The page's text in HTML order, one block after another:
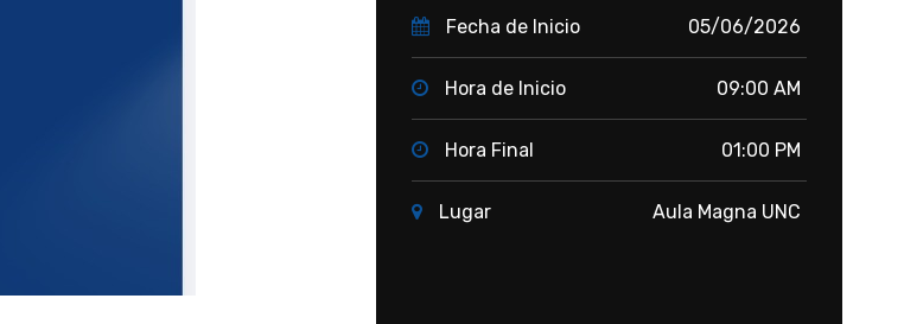
Fecha de Inicio 05/06/2026
Hora de Inicio 09:00 AM
Hora Final 01:00 PM
Lugar Aula Magna UNC